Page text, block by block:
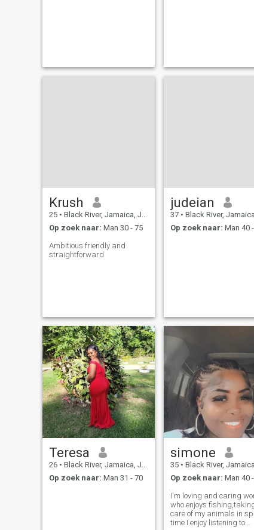
Krush
25 • Black River, Jamaica, Jamaica
Op zoek naar: Man 30 - 75
Ambitious friendly and
straightforward
judeian
37 • Black River, Jamaica,
Op zoek naar: Man 40
Teresa
26 • Black River, Jamaica, Jamaica
Op zoek naar: Man 31 - 70
simone
35 • Black River, Jamaica,
Op zoek naar: Man 40
I'm loving and caring
who enjoys
care of my animals in
time I enjoy listening to